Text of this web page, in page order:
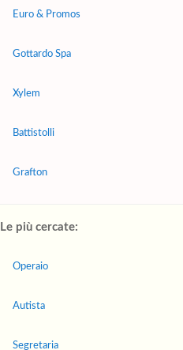
Euro & Promos
Gottardo Spa
Xylem
Battistolli
Grafton
più cercate:
Operaio
Autista
Segretaria